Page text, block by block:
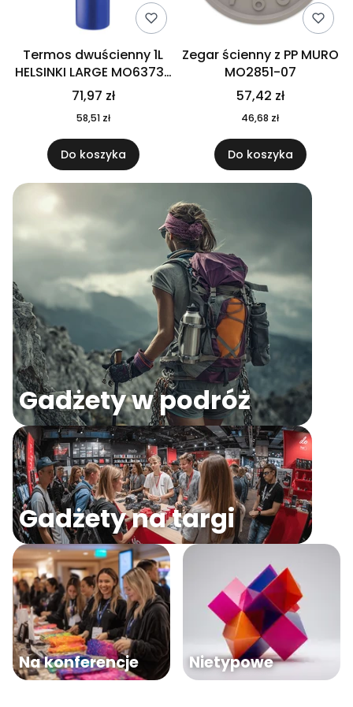
Termos dwuścienny 1L
HELSINKI LARGE MO6373-
04
71,97 zł
58,51 zł
Do koszyka
Zegar ścienny z PP MURO
MO2851-07
57,42 zł
46,68 zł
Do koszyka
Gadżety w podróż
Gadżety na targi
Na konferencje Nietypowe